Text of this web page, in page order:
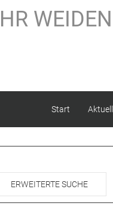
Start
ERWEITERTE SUCHE